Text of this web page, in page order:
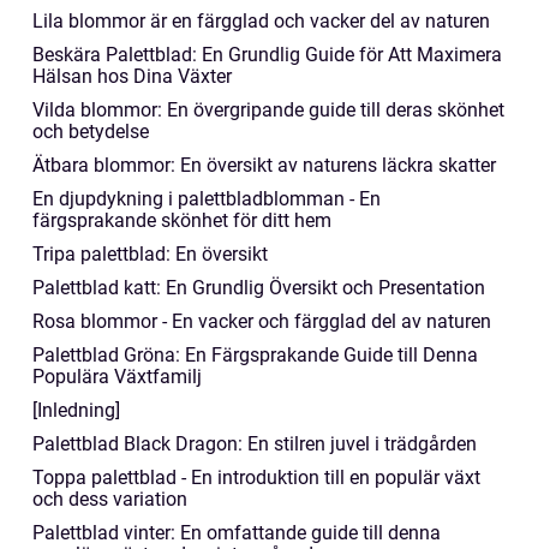
Lila blommor är en färgglad och vacker del av naturen
Beskära Palettblad: En Grundlig Guide för Att Maximera
Hälsan hos Dina Växter
Vilda blommor: En övergripande guide till deras skönhet
och betydelse
Ätbara blommor: En översikt av naturens läckra skatter
En djupdykning i palettbladblomman - En
färgsprakande skönhet för ditt hem
Tripa palettblad: En översikt
Palettblad katt: En Grundlig Översikt och Presentation
Rosa blommor - En vacker och färgglad del av naturen
Palettblad Gröna: En Färgsprakande Guide till Denna
Populära Växtfamilj
[Inledning]
Palettblad Black Dragon: En stilren juvel i trädgården
Toppa palettblad - En introduktion till en populär växt
och dess variation
Palettblad vinter: En omfattande guide till denna